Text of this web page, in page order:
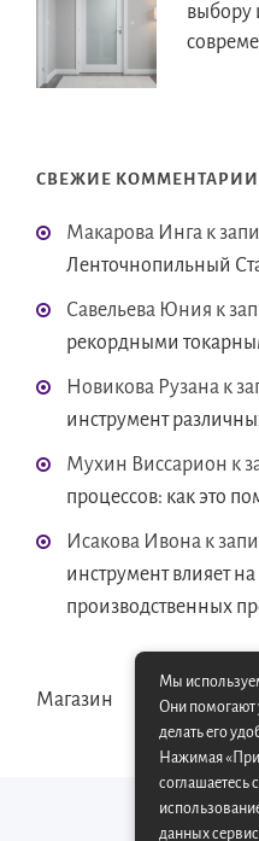
выбору
СВЕЖИЕ КОММЕНТАРИИ
Макарова Инга к
Ленточнопильный
Савельева Юния к
рекордными
Новикова Рузана к
инструмент
Мухин Виссарион к
процессов: как это
Исакова Ивона к
инструмент влияет
производственных
Магазин
Мы
Они помогают
делать его
Нажимая
соглашаетесь
данных